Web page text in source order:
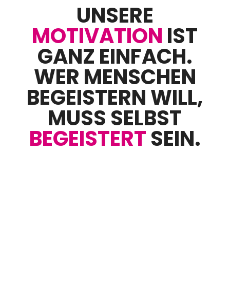
UNSERE
MOTIVATION IST
GANZ EINFACH.
WER MENSCHEN
BEGEISTERN WILL,
MUSS SELBST
BEGEISTERTSEIN.